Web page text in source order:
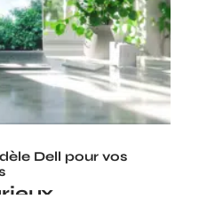
Dell pour vos